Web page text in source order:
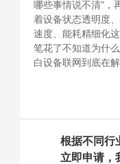
哪些事情说不清"，
着设备状态透明度
速度、能耗精细化
笔花了不知道为什
白设备联网到底在
根据不同行
立即申请，